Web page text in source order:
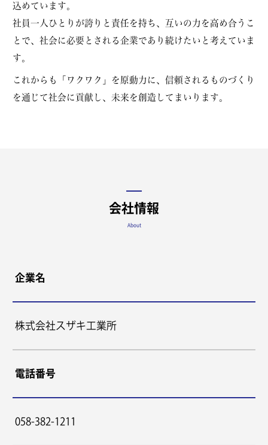
込めています。
社員一人ひとりが誇りと責任を持ち、互いの力を高め合うこ
とで、社会に必要とされる企業であり続けたいと考えていま
す。
これからも「ワクワク」を原動力に、信頼されるものづくり
を通じて社会に貢献し、未来を創造してまいります。
会社情報
About
企業名
株式会社スザキ工業所
電話番号
058-382-1211